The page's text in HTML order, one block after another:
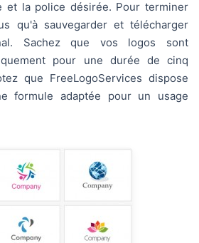
et la police désirée. Pour terminer
qu'à sauvegarder et télécharger
Sachez que vos logos sont
pour une durée de cinq
que FreeLogoServices dispose
formule adaptée pour un usage